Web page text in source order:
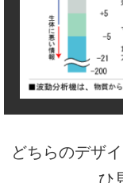
どちらのデザ
ひ